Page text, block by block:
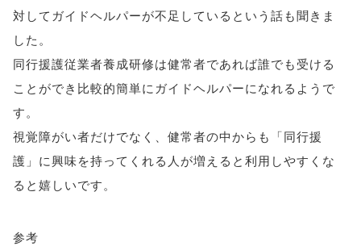
対してガイドヘルパーが不足しているという話も聞きま
した。
同行援護従業者養成研修は健常者であれば誰でも受ける
ことができ比較的簡単にガイドヘルパーになれるようで
す。
視覚障がい者だけでなく、健常者の中からも「同行援
護」に興味を持ってくれる人が増えると利用しやすくな
ると嬉しいです。
参考